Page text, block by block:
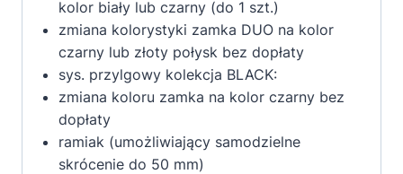
kolor biały lub czarny (do 1 szt.)
zmiana kolorystyki zamka DUO na kolor
czarny lub złoty połysk bez dopłaty
sys. przylgowy kolekcja BLACK:
zmiana koloru zamka na kolor czarny bez
dopłaty
ramiak (umożliwiający samodzielne
skrócenie do 50 mm)